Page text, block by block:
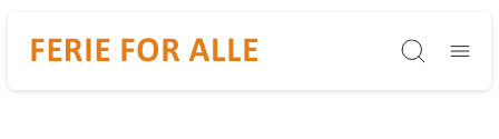
Søg